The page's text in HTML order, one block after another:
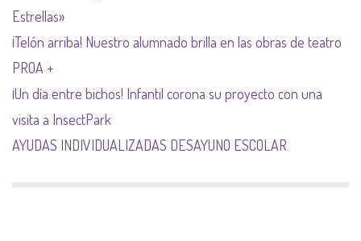
Estrellas»
¡Telón arriba! Nuestro alumnado brilla en las obras de teatro
PROA +
¡Un día entre bichos! Infantil corona su proyecto con una
visita a InsectPark
AYUDAS INDIVIDUALIZADAS DESAYUNO ESCOLAR